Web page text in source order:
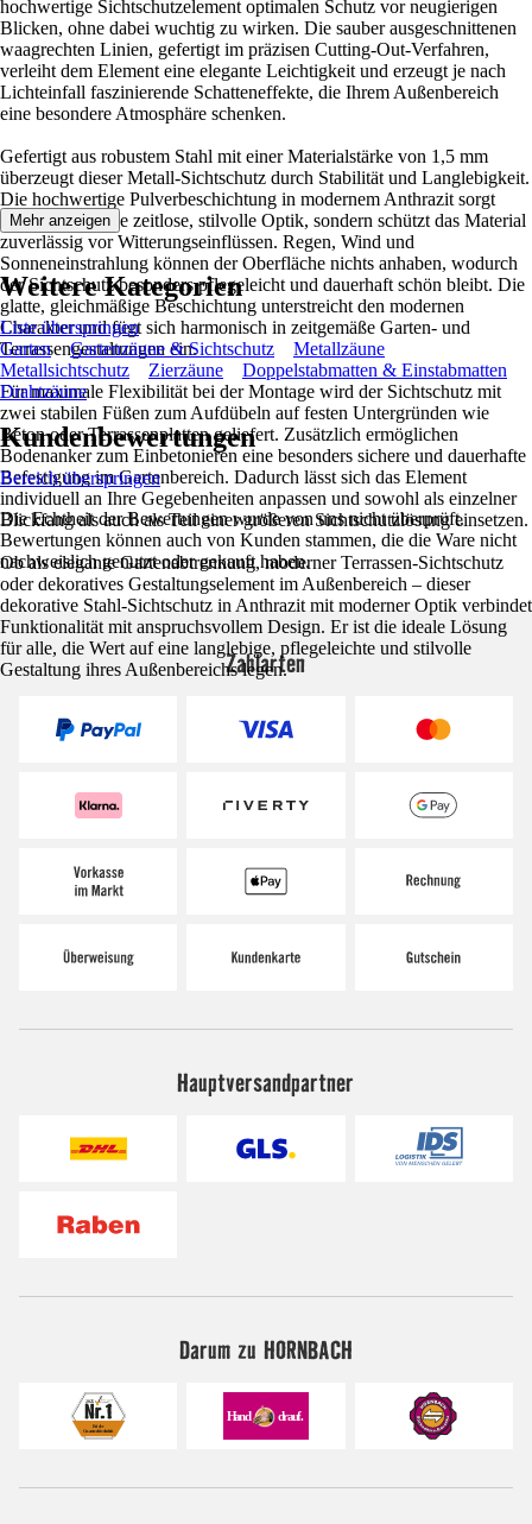
hochwertige Sichtschutzelement optimalen Schutz vor neugierigen
Blicken, ohne dabei wuchtig zu wirken. Die sauber ausgeschnittenen
waagrechten Linien, gefertigt im präzisen Cutting-Out-Verfahren,
verleiht dem Element eine elegante Leichtigkeit und erzeugt je nach
Lichteinfall faszinierende Schatteneffekte, die Ihrem Außenbereich
eine besondere Atmosphäre schenken.
Gefertigt aus robustem Stahl mit einer Materialstärke von 1,5 mm
überzeugt dieser Metall-Sichtschutz durch Stabilität und Langlebigkeit.
Die hochwertige Pulverbeschichtung in modernem Anthrazit sorgt
nicht nur für eine zeitlose, stilvolle Optik, sondern schützt das Material
zuverlässig vor Witterungseinflüssen. Regen, Wind und
Sonneneinstrahlung können der Oberfläche nichts anhaben, wodurch
der Sichtschutz besonders pflegeleicht und dauerhaft schön bleibt. Die
glatte, gleichmäßige Beschichtung unterstreicht den modernen
Charakter und fügt sich harmonisch in zeitgemäße Garten- und
Terrassengestaltungen ein.
Für maximale Flexibilität bei der Montage wird der Sichtschutz mit
zwei stabilen Füßen zum Aufdübeln auf festen Untergründen wie
Beton oder Terrassenplatten geliefert. Zusätzlich ermöglichen
Bodenanker zum Einbetonieren eine besonders sichere und dauerhafte
Befestigung im Gartenbereich. Dadurch lässt sich das Element
individuell an Ihre Gegebenheiten anpassen und sowohl als einzelner
Blickfang als auch als Teil einer größeren Sichtschutzlösung einsetzen.
Ob als elegante Gartenabtrennung, moderner Terrassen-Sichtschutz
oder dekoratives Gestaltungselement im Außenbereich – dieser
dekorative Stahl-Sichtschutz in Anthrazit mit moderner Optik verbindet
Funktionalität mit anspruchsvollem Design. Er ist die ideale Lösung
für alle, die Wert auf eine langlebige, pflegeleichte und stilvolle
Gestaltung ihres Außenbereichs legen.
Mehr anzeigen
Weitere Kategorien
Liste überspringen
Garten
Gartenzäune & Sichtschutz
Metallzäune
Metallsichtschutz
Zierzäune
Doppelstabmatten & Einstabmatten
Drahtzäune
Kundenbewertungen
Bereich überspringen
Die Echtheit der Bewertungen wurde von uns nicht überprüft.
Bewertungen können auch von Kunden stammen, die die Ware nicht
nachweislich genutzt oder gekauft haben.
Zahlarten
Hauptversandpartner
Darum zu HORNBACH